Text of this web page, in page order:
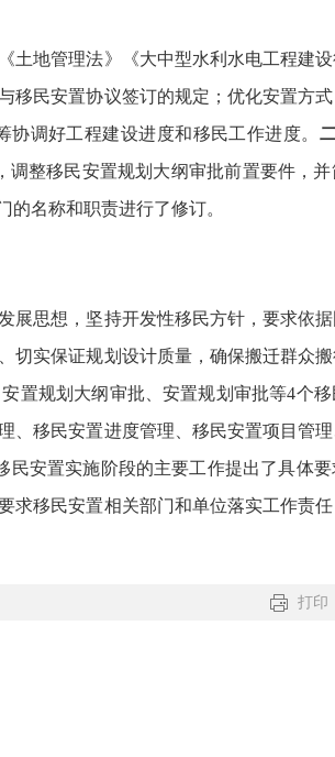
土地管理法》《大中型水利水电工程建
民安置协议签订的规定；优化安置方
调好工程建设进度和移民工作进度。
整移民安置规划大纲审批前置要件，
的名称和职责进行了修订。
展思想，坚持开发性移民方针，要求依
实保证规划设计质量，确保搬迁群众
置规划大纲审批、安置规划审批等4个
、移民安置进度管理、移民安置项目管
民安置实施阶段的主要工作提出了具体
求移民安置相关部门和单位落实工作责
打印